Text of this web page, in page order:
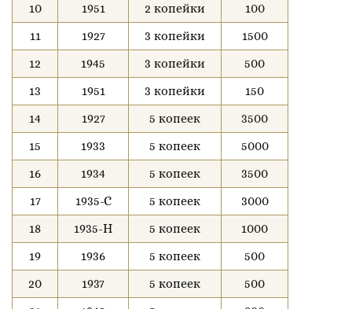
10
1951 2 копейки
100
11
1927 3 копейки
1500
12
1945 3 копейки
500
13
1951 3 копейки
150
14
1927 5 копеек
3500
15
1933 5 копеек
5000
16
1934 5 копеек
3500
17
1935-С 5 копеек
3000
18
1935-Н 5 копеек
1000
19
1936 5 копеек
500
20
1937 5 копеек
500